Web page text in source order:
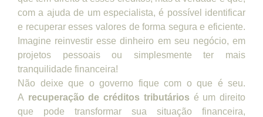
com a ajuda de um especialista, é possível identificar
e recuperar esses valores de forma segura e eficiente.
Imagine reinvestir esse dinheiro em seu negócio, em
projetos pessoais ou simplesmente ter mais
tranquilidade financeira!
Não deixe que o governo fique com o que é seu.
A recuperação de créditos tributários é um direito
que pode transformar sua situação financeira,